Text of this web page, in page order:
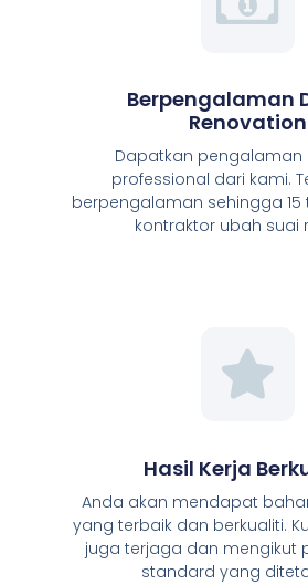
Berpengalaman
Renovation
Dapatkan pengalaman
professional dari kami.
berpengalaman sehingga
kontraktor ubah suai
Hasil Kerja
Anda akan mendapat
yang terbaik dan berkualiti.
juga terjaga dan mengikut
standard yang